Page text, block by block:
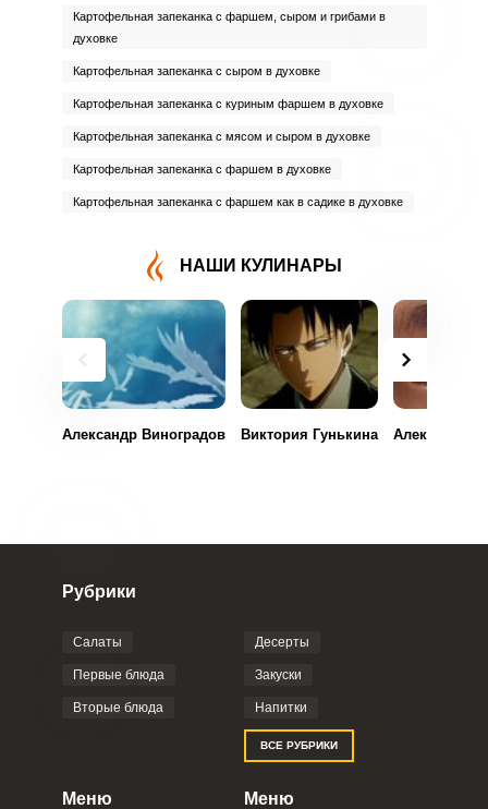
Картофельная запеканка с фаршем, сыром и грибами в
духовке
Картофельная запеканка с сыром в духовке
Картофельная запеканка с куриным фаршем в духовке
Картофельная запеканка с мясом и сыром в духовке
Картофельная запеканка с фаршем в духовке
Картофельная запеканка с фаршем как в садике в духовке
НАШИ КУЛИНАРЫ
Александр Виноградов Виктория Гунькина Александра
Рубрики
Салаты
Первые блюда
Вторые блюда
Десерты
Закуски
Напитки
ВСЕ РУБРИКИ
Меню Меню
ВХОД НА САЙТ РЕГИСТРАЦИЯ